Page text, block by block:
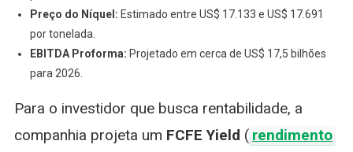
Preço do Níquel: Estimado entre US$ 17.133 e US$ 17.691
por tonelada.
EBITDA Proforma: Projetado em cerca de US$ 17,5 bilhões
para 2026.
Para o investidor que busca rentabilidade, a
companhia projeta um FCFE Yield ( rendimento